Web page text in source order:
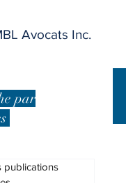
Avocats Inc.
par
publications